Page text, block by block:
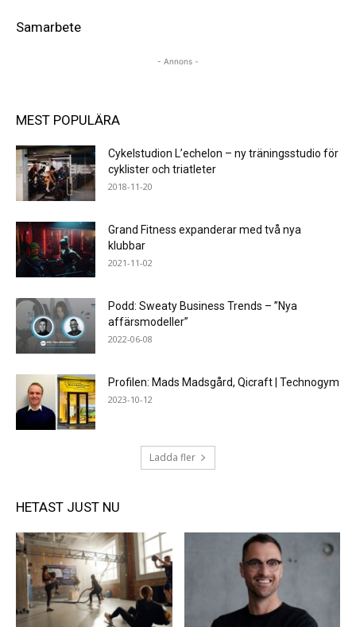
Samarbete
- Annons -
MEST POPULÄRA
Cykelstudion L’echelon – ny träningsstudio för
cyklister och triatleter
2018-11-20
Grand Fitness expanderar med två nya
klubbar
2021-11-02
Podd: Sweaty Business Trends – ”Nya
affärsmodeller”
2022-06-08
Profilen: Mads Madsgård, Qicraft | Technogym
2023-10-12
Ladda fler
HETAST JUST NU